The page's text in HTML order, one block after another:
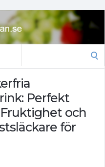
Perfekt
Fruktighet och
för